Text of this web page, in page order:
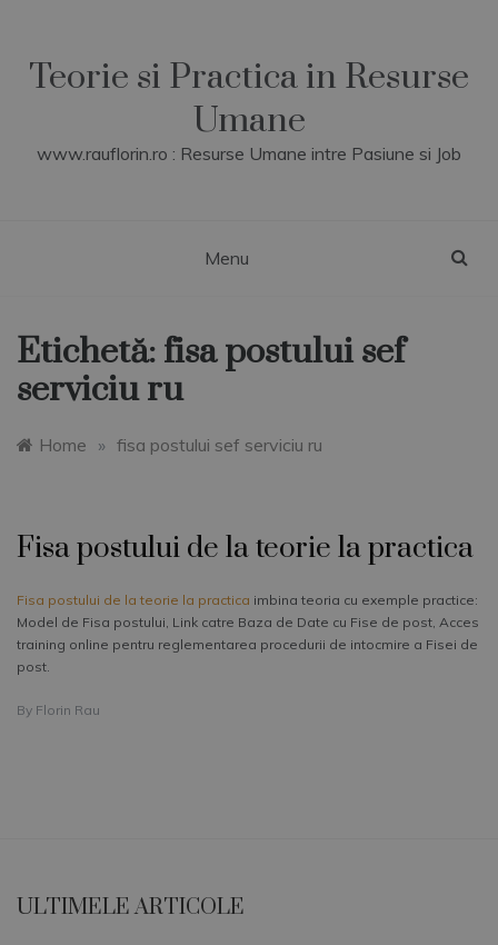
contentTeorie si Practica in Resurse
Umane
www.rauflorin.ro : Resurse Umane intre Pasiune si Job
Menu
Etichetă: fisa postului sef
serviciu ru
Home » fisa postului sef serviciu ru
Fisa postului de la teorie la practica
Fisa postului de la teorie la practica imbina teoria cu exemple practice:
Model de Fisa postului, Link catre Baza de Date cu Fise de post, Acces
training online pentru reglementarea procedurii de intocmire a Fisei de
post.
By Florin Rau
ULTIMELE ARTICOLE